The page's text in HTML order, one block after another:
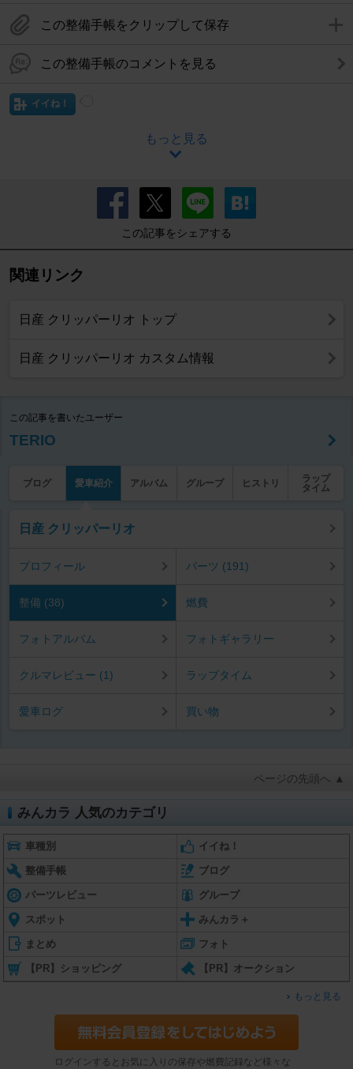
この整備手帳をクリップして保存
この整備手帳のコメントを見る
イイね！
もっと見る
この記事をシェアする
関連リンク
日産 クリッパーリオ トップ
日産 クリッパーリオ カスタム情報
この記事を書いたユーザー
TERIO
ブログ 愛車紹介 アルバム グループ ヒストリ
ラップ
タイム
日産 クリッパーリオ
プロフィール パーツ (191)
整備 (38) 燃費
フォトアルバム フォトギャラリー
クルマレビュー (1) ラップタイム
愛車ログ 買い物
ページの先頭へ ▲
みんカラ 人気のカテゴリ
車種別 イイね！
整備手帳 ブログ
パーツレビュー グループ
スポット みんカラ＋
まとめ フォト
【PR】ショッピング 【PR】オークション
もっと見る
ログインするとお気に入りの保存や燃費記録など様々な